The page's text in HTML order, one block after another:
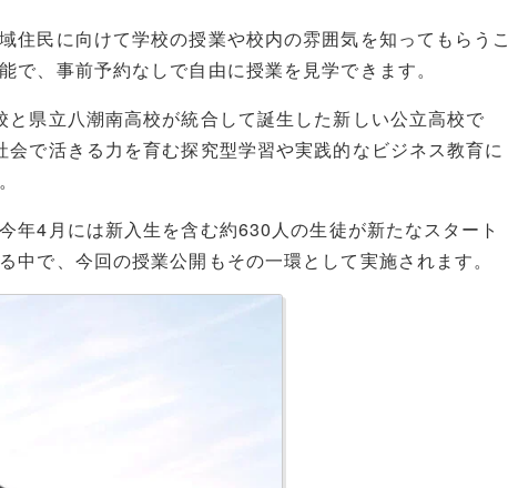
住民に向けて学校の授業や校内の雰囲気を知ってもらうこ
、事前予約なしで自由に授業を見学できます。
県立八潮南高校が統合して誕生した新しい公立高校で
で活きる力を育む探究型学習や実践的なビジネス教育に
年4月には新入生を含む約630人の生徒が新たなスタート
で、今回の授業公開もその一環として実施されます。